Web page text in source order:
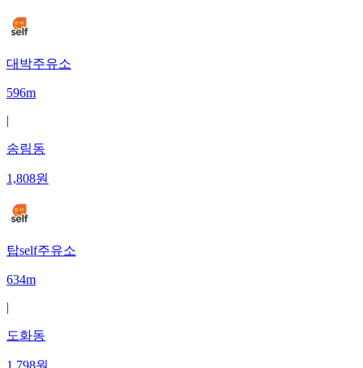
대박주유소
596m
|
송림동
1,808원
탑self주유소
634m
|
도화동